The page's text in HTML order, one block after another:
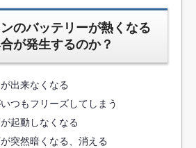
のバッテリーが熱くなる
が発生するのか？
出来なくなる
つもフリーズしてしまう
起動しなくなる
突然暗くなる、消える